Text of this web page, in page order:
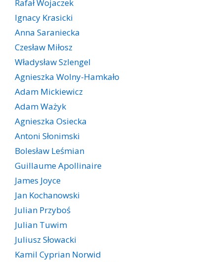
Rafał Wojaczek
Ignacy Krasicki
Anna Saraniecka
Czesław Miłosz
Władysław Szlengel
Agnieszka Wolny-Hamkało
Adam Mickiewicz
Adam Ważyk
Agnieszka Osiecka
Antoni Słonimski
Bolesław Leśmian
Guillaume Apollinaire
James Joyce
Jan Kochanowski
Julian Przyboś
Julian Tuwim
Juliusz Słowacki
Kamil Cyprian Norwid